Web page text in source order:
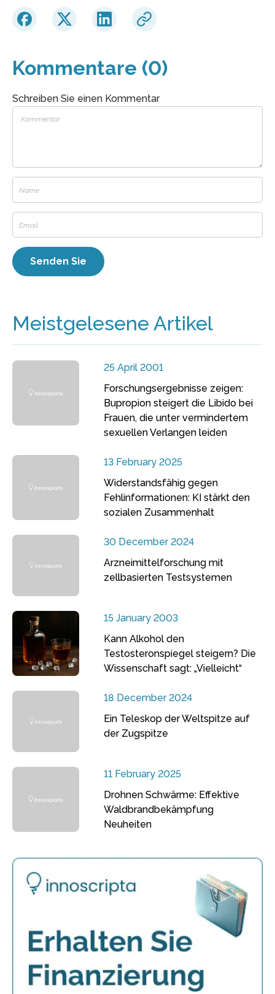
Kommentare (0)
Schreiben Sie einen Kommentar
Meistgelesene Artikel
25 April 2001
Forschungsergebnisse zeigen:
Bupropion steigert die Libido bei
Frauen, die unter vermindertem
sexuellen Verlangen leiden
13 February 2025
Widerstandsfähig gegen
Fehlinformationen: KI stärkt den
sozialen Zusammenhalt
30 December 2024
Arzneimittelforschung mit
zellbasierten Testsystemen
15 January 2003
Kann Alkohol den
Testosteronspiegel steigern? Die
Wissenschaft sagt: „Vielleicht“
18 December 2024
Ein Teleskop der Weltspitze auf
der Zugspitze
11 February 2025
Drohnen Schwärme: Effektive
Waldbrandbekämpfung
Neuheiten